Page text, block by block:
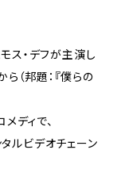
ス・デフが主演し
（邦題：『僕らの
ディで、
ルビデオチェーン